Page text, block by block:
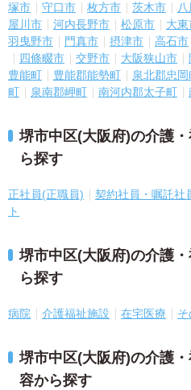
塚市
守口市 枚方市 茨木市
屋川市
河内長野市 松原市 大東
羽曳野市
門真市 摂津市 高石市
四條畷市
交野市 大阪狭山市
豊能町
豊能郡能勢町 泉北郡忠岡
町
泉南郡岬町 南河内郡太子町
堺市中区(大阪府)の介護
ら探す
正社員(正職員) 契約社員・嘱託社
ト
堺市中区(大阪府)の介護
ら探す
病院 介護福祉施設 在宅医療
堺市中区(大阪府)の介護
容から探す